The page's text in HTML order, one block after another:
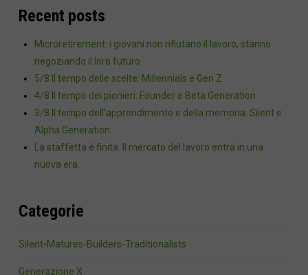
Recent posts
Microretirement: i giovani non rifiutano il lavoro, stanno
negoziando il loro futuro
5/8 Il tempo delle scelte: Millennials e Gen Z
4/8 Il tempo dei pionieri: Founder e Beta Generation
3/8 Il tempo dell'apprendimento e della memoria: Silent e
Alpha Generation
La staffetta è finita. Il mercato del lavoro entra in una
nuova era.
Categorie
Silent-Matures-Builders-Traditionalists
Generazione X